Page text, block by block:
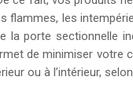
les
porte sectionnelle
de minimiser
ou à l’intérieur,